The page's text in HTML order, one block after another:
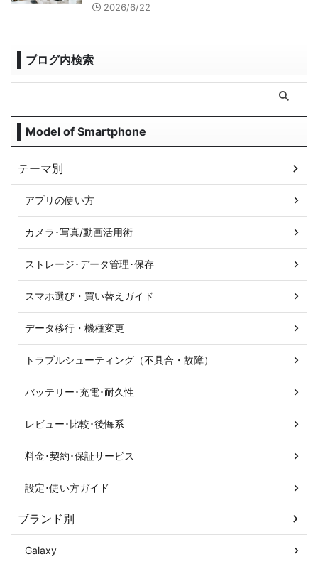
2026/6/22
ブログ内検索
Model of Smartphone
テーマ別
アプリの使い方
カメラ･写真/動画活用術
ストレージ･データ管理･保存
スマホ選び・買い替えガイド
データ移行・機種変更
トラブルシューティング（不具合・故障）
バッテリー･充電･耐久性
レビュー･比較･後悔系
料金･契約･保証サービス
設定･使い方ガイド
ブランド別
Galaxy